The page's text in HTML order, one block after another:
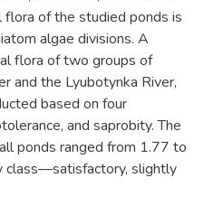
of the studied ponds is
algae divisions. A
flora of two groups of
and the Lyubotynka River,
based on four
and saprobity. The
ponds ranged from 1.77 to
class—satisfactory, slightly